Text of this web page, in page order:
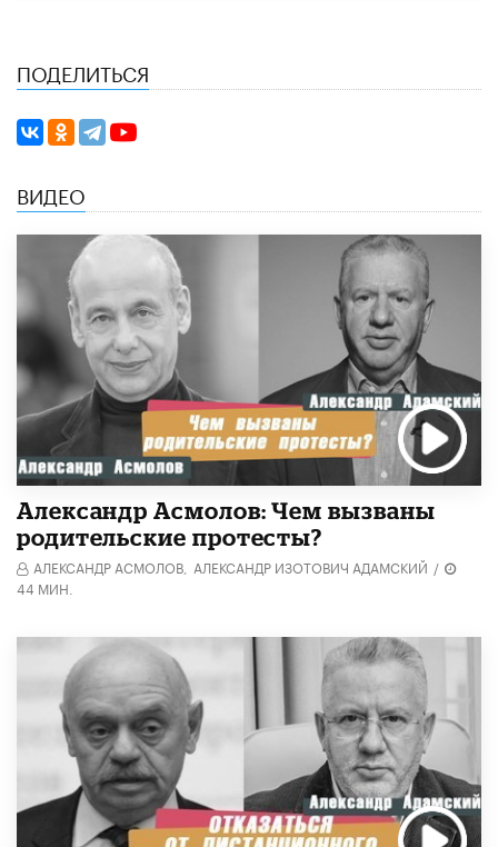
ПОДЕЛИТЬСЯ
ВИДЕО
Александр Асмолов: Чем вызваны
родительские протесты?
АЛЕКСАНДР АСМОЛОВ, АЛЕКСАНДР ИЗОТОВИЧ АДАМСКИЙ /
44 МИН.